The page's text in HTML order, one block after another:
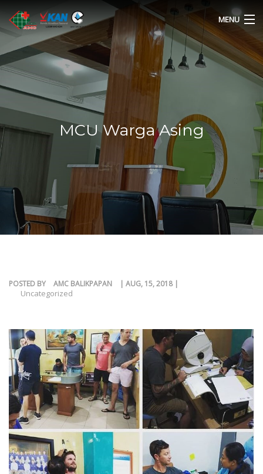
MENU
HOME
PROFILE
BERITA
KARIR
KLIEN
MCU Warga Asing
POSTED BY AMC BALIKPAPAN | AUG, 15, 2018 |
Uncategorized